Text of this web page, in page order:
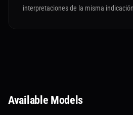
interpretaciones de la misma
Available Models